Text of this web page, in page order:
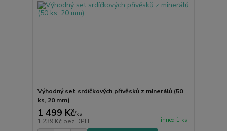
Výhodný set srdíčkových přívěsků z minerálů (50
ks, 20 mm)
1 499 Kč/ks
1 239 Kč bez DPH ihned 1 ks